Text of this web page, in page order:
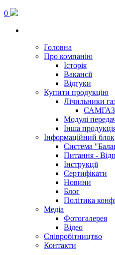
0
Головна
Про компанію
Історія
Вакансії
Відгуки
Купити продукцію
Лічильники
САМГАЗ
Модулі
Інша
Інформаційний блок
Система
Питання -
Інструкції
Сертифікати
Новини
Блог
Політика
Медіа
Фотогалерея
Відео
Співробітництво
Контакти